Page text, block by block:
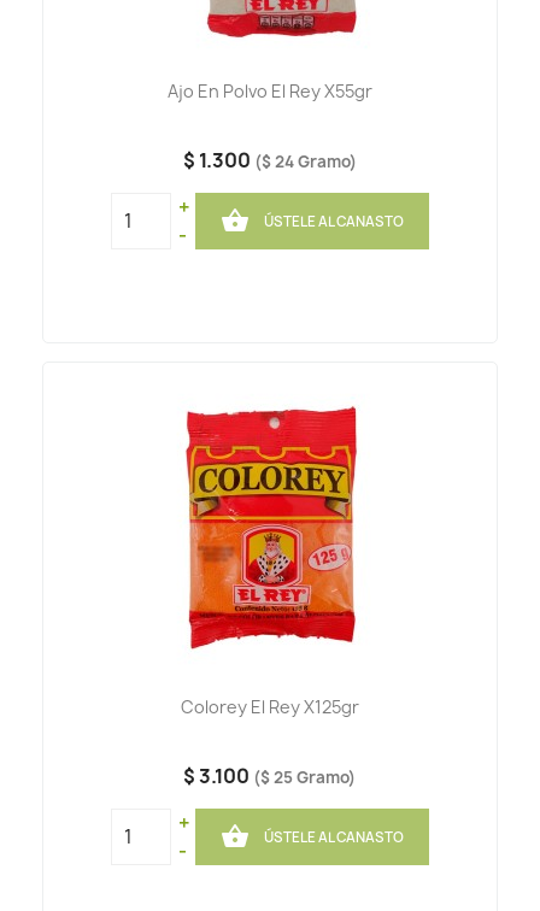
Ajo En Polvo El Rey X55gr
$ 1.300 ($ 24 Gramo)
+
-
 ÚSTELE AL CANASTO
Colorey El Rey X125gr
$ 3.100 ($ 25 Gramo)
+
-
 ÚSTELE AL CANASTO